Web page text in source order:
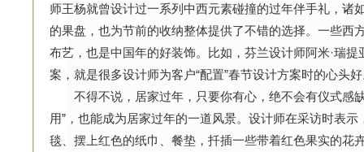
师王杨就曾设计过一系列中西元素碰撞的过年伴手礼，诸
的果盘，也为节前的收纳整体提供了不错的选择。一些西
布艺，也是中国年的好装饰。比如，芬兰设计师阿米·瑞提
案，就是很多设计师为客户“配置”春节设计方案时的心头
不得不说，居家过年，只要你有心，绝不会有仪式感
用”，也能成为居家过年的一道风景。设计师在采访时表
毯、摆上红色的纸巾、餐垫，扦插一些带着红色果实的花